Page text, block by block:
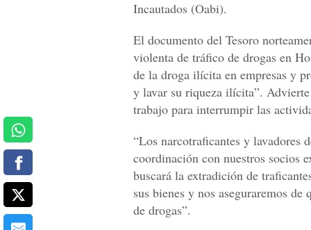
Incautados (Oabi).
El documento del Tesoro
violenta de tráfico de drogas en
de la droga ilícita en empresas y
y lavar su riqueza ilícita”.
trabajo para interrumpir las
“Los narcotraficantes y lavadores
coordinación con nuestros socios
buscará la extradición de
sus bienes y nos aseguraremos
de drogas”.